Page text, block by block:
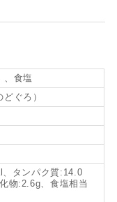
、食塩
ぐろ）
タンパク質:14.0
物:2.6g、食塩相当